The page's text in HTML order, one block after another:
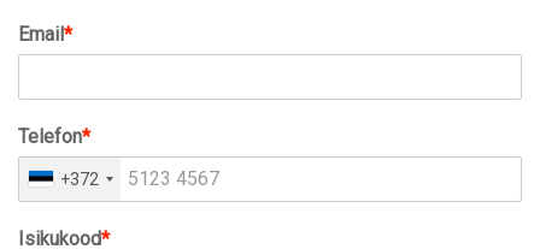
Email*
Telefon*
+372
Isikukood*